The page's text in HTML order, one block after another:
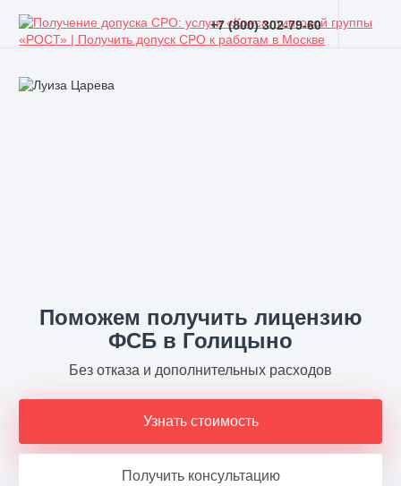
+7 (800) 302-79-60
Поможем получить лицензию
ФСБ в Голицыно
Без отказа и дополнительных расходов
Узнать стоимость
Получить консультацию